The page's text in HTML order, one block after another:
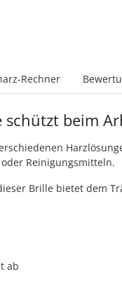
Rechner
schützt beim
Reinigungsmitteln.
Brille bietet dem
ab